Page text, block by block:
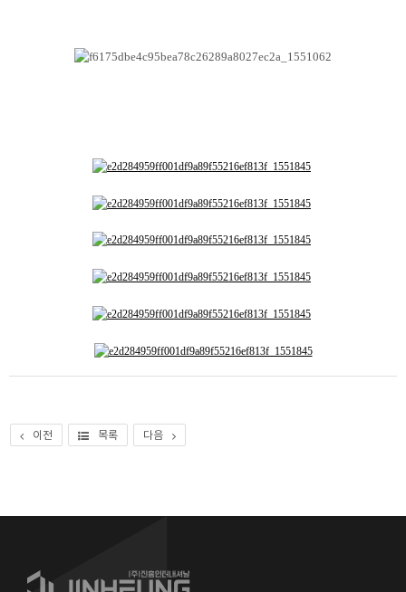
이전 목록 다음